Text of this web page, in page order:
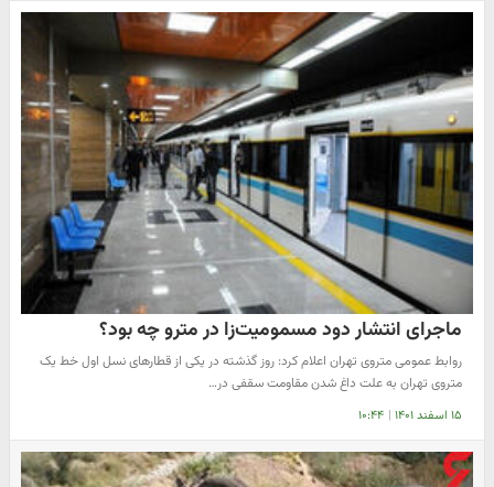
ماجرای انتشار دود مسمومیت‌زا در مترو چه بود؟
روابط عمومی متروی تهران اعلام کرد: روز گذشته در یکی از قطارهای نسل اول خط یک
متروی تهران به علت داغ شدن مقاومت سقفی در…
۱۵ اسفند ۱۴۰۱ | ۱۰:۴۴